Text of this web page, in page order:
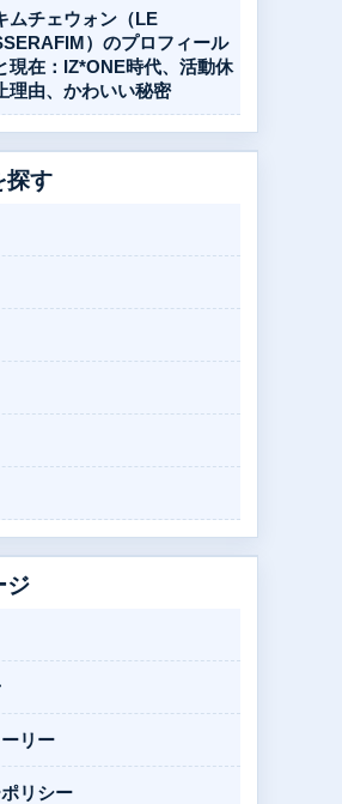
ムチェウォン（LE
）のプロフィール
現在：IZ*ONE時代、活動休
理由、かわいい秘密
探す
ジ
リー
リシー